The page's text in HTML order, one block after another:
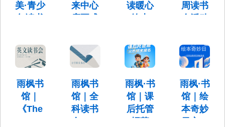
18:30
17:30-
18:30
美·青少
啦！
每周五
18：00—
19：30
来中心
为园区
增添地
道韩式
风味
地址：未
来中心F座
首层空间
读暖心
听，等
一等再
说》
活动时
间：
12.20（周
六）10：
30-11：30
周读书
【本周读
书会预
告】12月8
14日
雨枫书
馆｜
《The
雨枫书
馆｜全
科读书
会——
雨枫·书
馆｜课
后托管
招募
雨枫·书
馆｜绘
本奇妙
日之一